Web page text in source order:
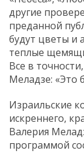
другие
преданной
будут цветы и
теплые
Все в
Меладзе: «Это
Израильские
искреннего,
Валерия
программой